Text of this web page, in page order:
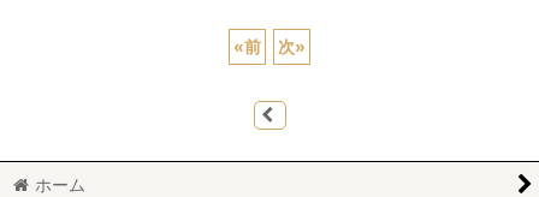
«前 次»
ホーム